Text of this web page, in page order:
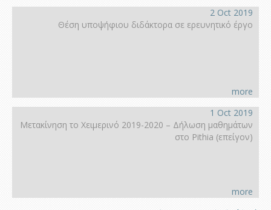
2 Oct 2019
Θέση υποψήφιου διδάκτορα σε ερευνητικό έργο
more
1 Oct 2019
Μετακίνηση το Χειμερινό 2019-2020 – Δήλωση μαθημάτων
στο Pithia (επείγον)
more